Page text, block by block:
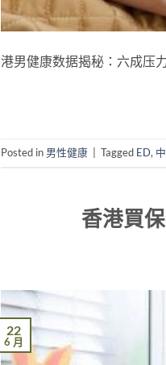
港男健康数据揭秘：六成压
Posted in 男性健康 Tagged ED,
香港買
22
6 月